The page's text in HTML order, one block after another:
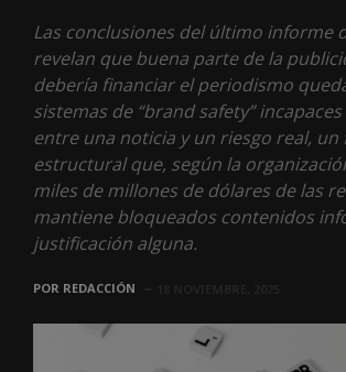
Las conclusiones del último informe
revelan que buena parte de la
debería financiar el periodismo
sistemas de “brand safety”
entre una noticia y un riesgo real, un
estructural que, según la
miles de millones de dólares de las
mantiene bloqueados contenidos
justificación alguna.
POR REDACCIÓN